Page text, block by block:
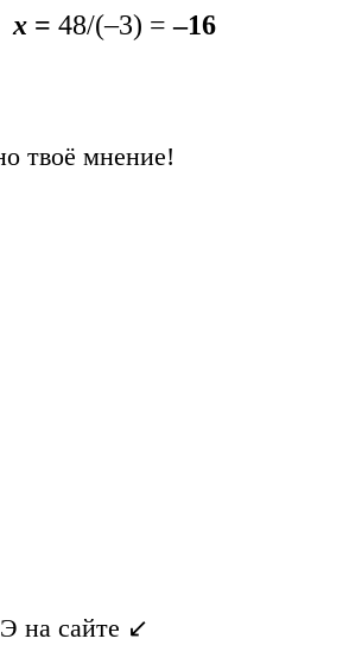
х= 48/(–3) = –16
твоё мнение!
на сайте ↙️